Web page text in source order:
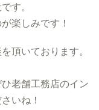
す。
楽しみです！
頂いております。
老舗工務店のイン
いね！